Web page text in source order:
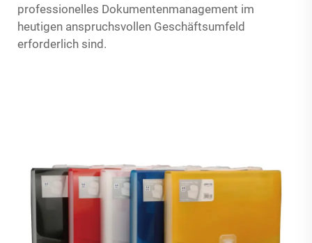
professionelles Dokumentenmanagement im
heutigen anspruchsvollen Geschäftsumfeld
erforderlich sind.